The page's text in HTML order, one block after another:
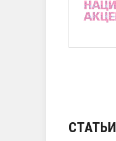
СТАТЬИ